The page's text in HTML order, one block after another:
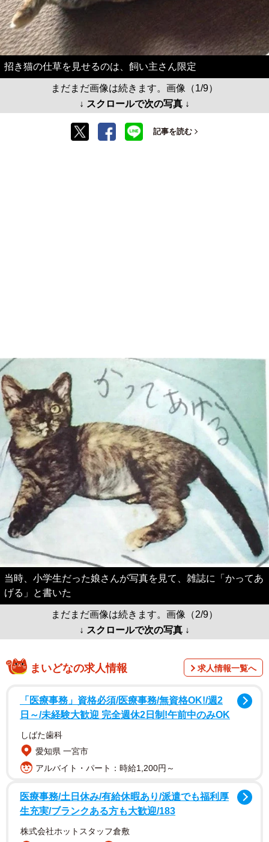
招き猫の仕草を見せるのは、飼い主さん限定
まだまだ画像は続きます。画像（1/9）
↓ スクロールで次の写真 ↓
記事を読む
当時、小学生だった娘さんが写真を見て、雑誌に「かってあ
げる」と書いた
まだまだ画像は続きます。画像（2/9）
↓ スクロールで次の写真 ↓
まいどなの求人情報 求人情報一覧へ
「医療事務」資格必須/医療事務/無資格OK!/週2
日～/未経験大歓迎 完全週休2日制!午前中のみOK
しばた歯科
愛知県 一宮市
アルバイト・パート：時給1,200円～
医療事務/土日休み/有給休暇あり/派遣でも福利厚
生充実/ブランクある方も大歓迎/183
株式会社ホットスタッフ倉敷